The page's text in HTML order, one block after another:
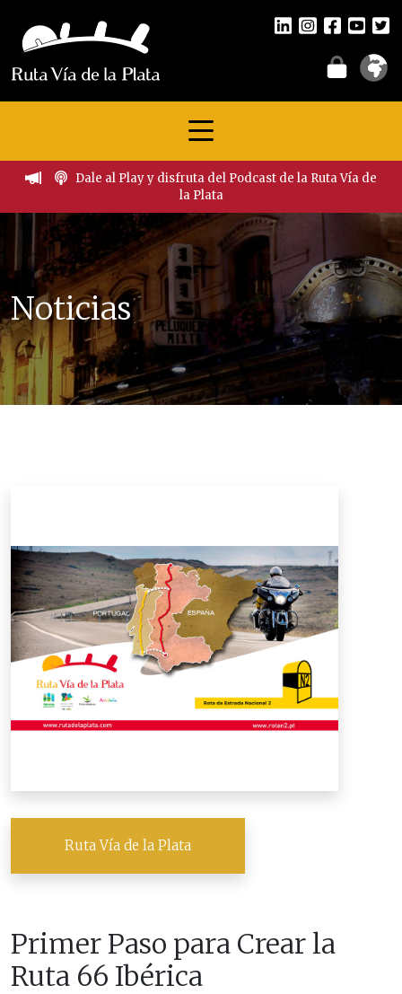
Dale al Play y disfruta del Podcast de la Ruta Vía de
la Plata
Noticias
Ruta Vía de la Plata
Primer Paso para Crear la
Ruta 66 Ibérica